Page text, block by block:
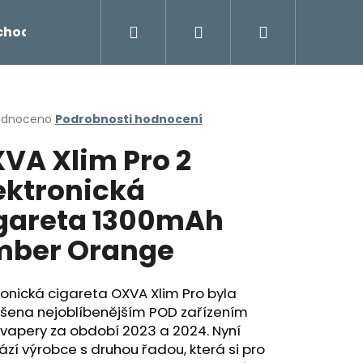
Napište námPřihlášení
Podrobnosti hodnocení
Xlim Pro 2
1300mAh
Orange
cigareta OXVA Xlim Pro byla
nejoblíbenějším POD zařízením
za období 2023 a 2024. Nyní
výrobce s druhou řadou, která si pro
Následující